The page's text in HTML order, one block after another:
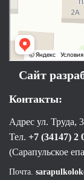
Сайт
Контакты:
Адрес ул. Труда,
Тел. +7 (34147) 2
(Сарапульское
Почта.